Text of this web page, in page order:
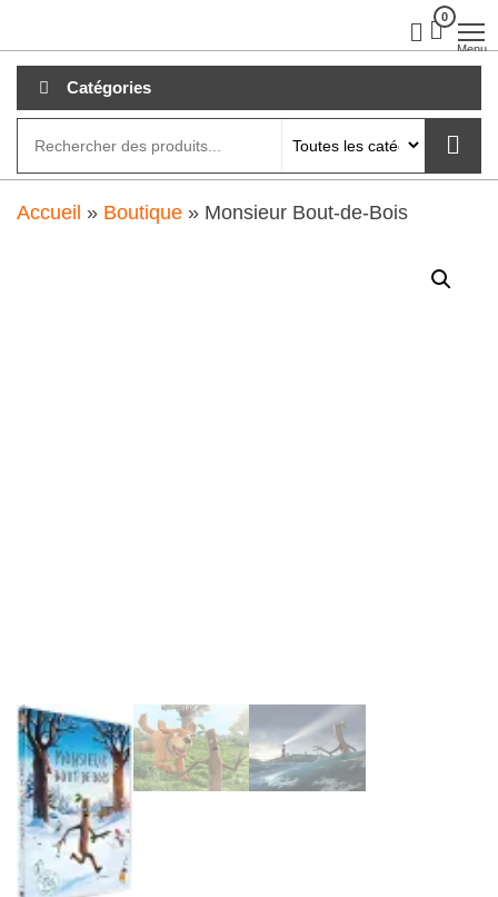
au
contenu
0
Menu
Catégories
Accueil » Boutique » Monsieur Bout-de-Bois